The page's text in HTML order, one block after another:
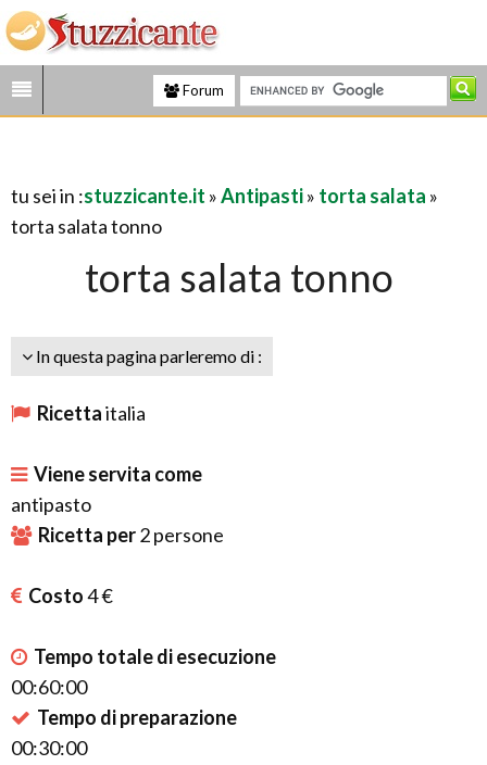
Forum
tu sei in :stuzzicante.it »Antipasti» torta salata »
torta salata tonno
torta salata tonno
In questa pagina parleremo di :
Ricettaitalia
Viene servita come
antipasto
Ricetta per2persone
Costo4 €
Tempo totale di esecuzione
00:60:00
Tempo di preparazione
00:30:00